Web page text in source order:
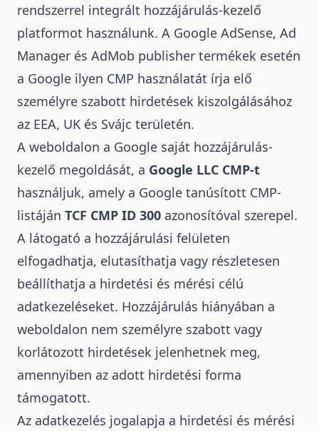
rendszerrel integrált hozzájárulás-kezelő
platformot használunk. A Google AdSense, Ad
Manager és AdMob publisher termékek esetén
a Google ilyen CMP használatát írja elő
személyre szabott hirdetések kiszolgálásához
az EEA, UK és Svájc területén.
A weboldalon a Google saját hozzájárulás-
kezelő megoldását, a Google LLC CMP-t
használjuk, amely a Google tanúsított CMP-
listáján TCF CMP ID 300 azonosítóval szerepel.
A látogató a hozzájárulási felületen
elfogadhatja, elutasíthatja vagy részletesen
beállíthatja a hirdetési és mérési célú
adatkezeléseket. Hozzájárulás hiányában a
weboldalon nem személyre szabott vagy
korlátozott hirdetések jelenhetnek meg,
amennyiben az adott hirdetési forma
támogatott.
Az adatkezelés jogalapja a hirdetési és mérési